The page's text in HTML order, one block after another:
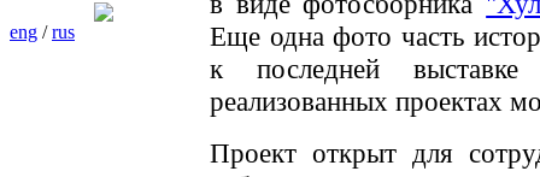
eng /rus
Еще одна фото часть
к последней
реализованных проектах
Проект открыт для